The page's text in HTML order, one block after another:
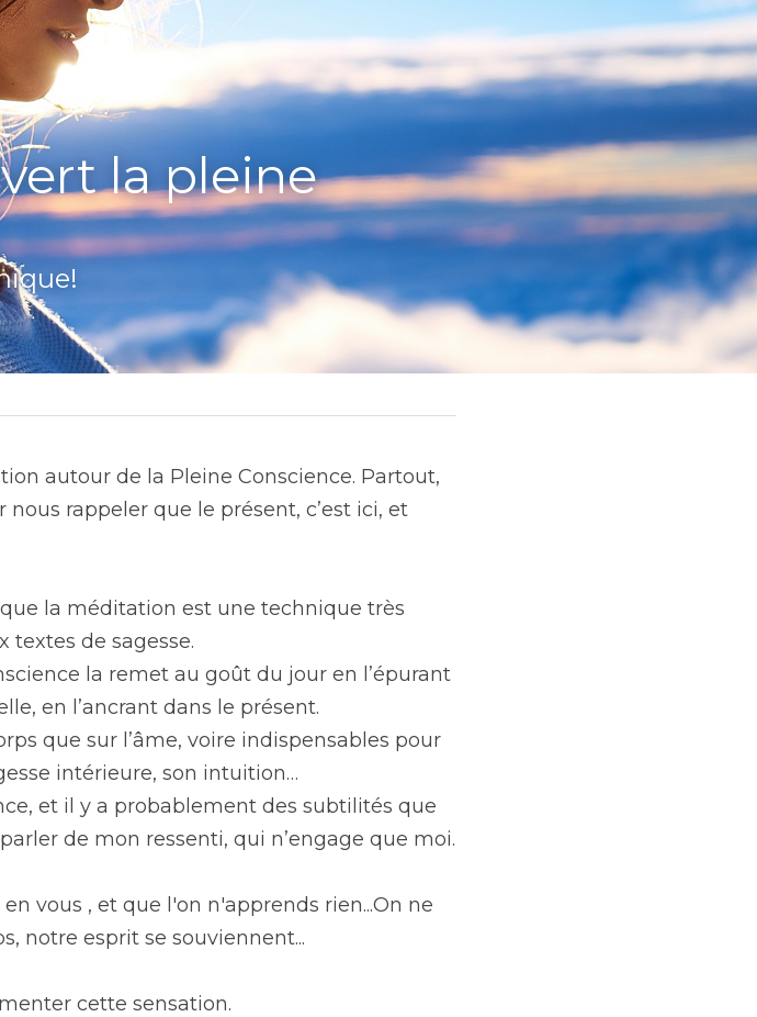
la pleine
autour de la Pleine Conscience. Partout,
rappeler que le présent, c’est ici, et
la méditation est une technique très
de sagesse.
la remet au goût du jour en l’épurant
en l’ancrant dans le présent.
que sur l’âme, voire indispensables pour
intérieure, son intuition…
et il y a probablement des subtilités que
de mon ressenti, qui n’engage que moi.
vous , et que l'on n'apprends rien...On ne
notre esprit se souviennent...
cette sensation.